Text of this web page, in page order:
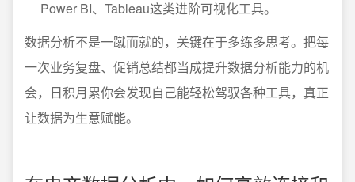
Power BI、Tableau这类进阶可视化工具。
数据分析不是一蹴而就的，关键在于多练多思考。把每
一次业务复盘、促销总结都当成提升数据分析能力的机
会，日积月累你会发现自己能轻松驾驭各种工具，真正
让数据为生意赋能。